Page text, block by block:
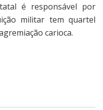
é responsável por
militar tem quartel
carioca.